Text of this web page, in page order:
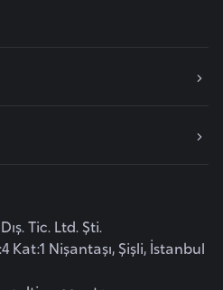
Tic. Ltd. Şti.
Kat:1 Nişantaşı, Şişli, İstanbul